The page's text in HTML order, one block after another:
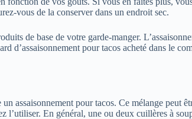
vous de la conserver dans un endroit sec.
de base de votre garde-manger.
d’assaisonnement pour tacos acheté dans le
assaisonnement pour tacos. Ce mélange peut
En général, une ou deux cuillères à